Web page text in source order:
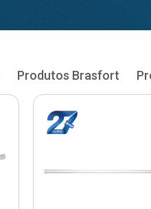
Produtos Brasfort